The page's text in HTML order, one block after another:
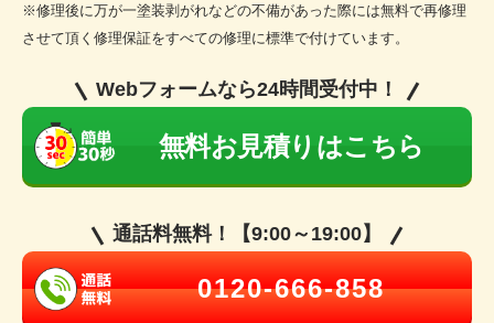
※修理後に万が一塗装剥がれなどの不備があった際には無料で再修理
させて頂く修理保証をすべての修理に標準で付けています。
Webフォームなら24時間受付中！
無料お見積りはこちら
通話料無料！【9:00～19:00】
0120-666-858